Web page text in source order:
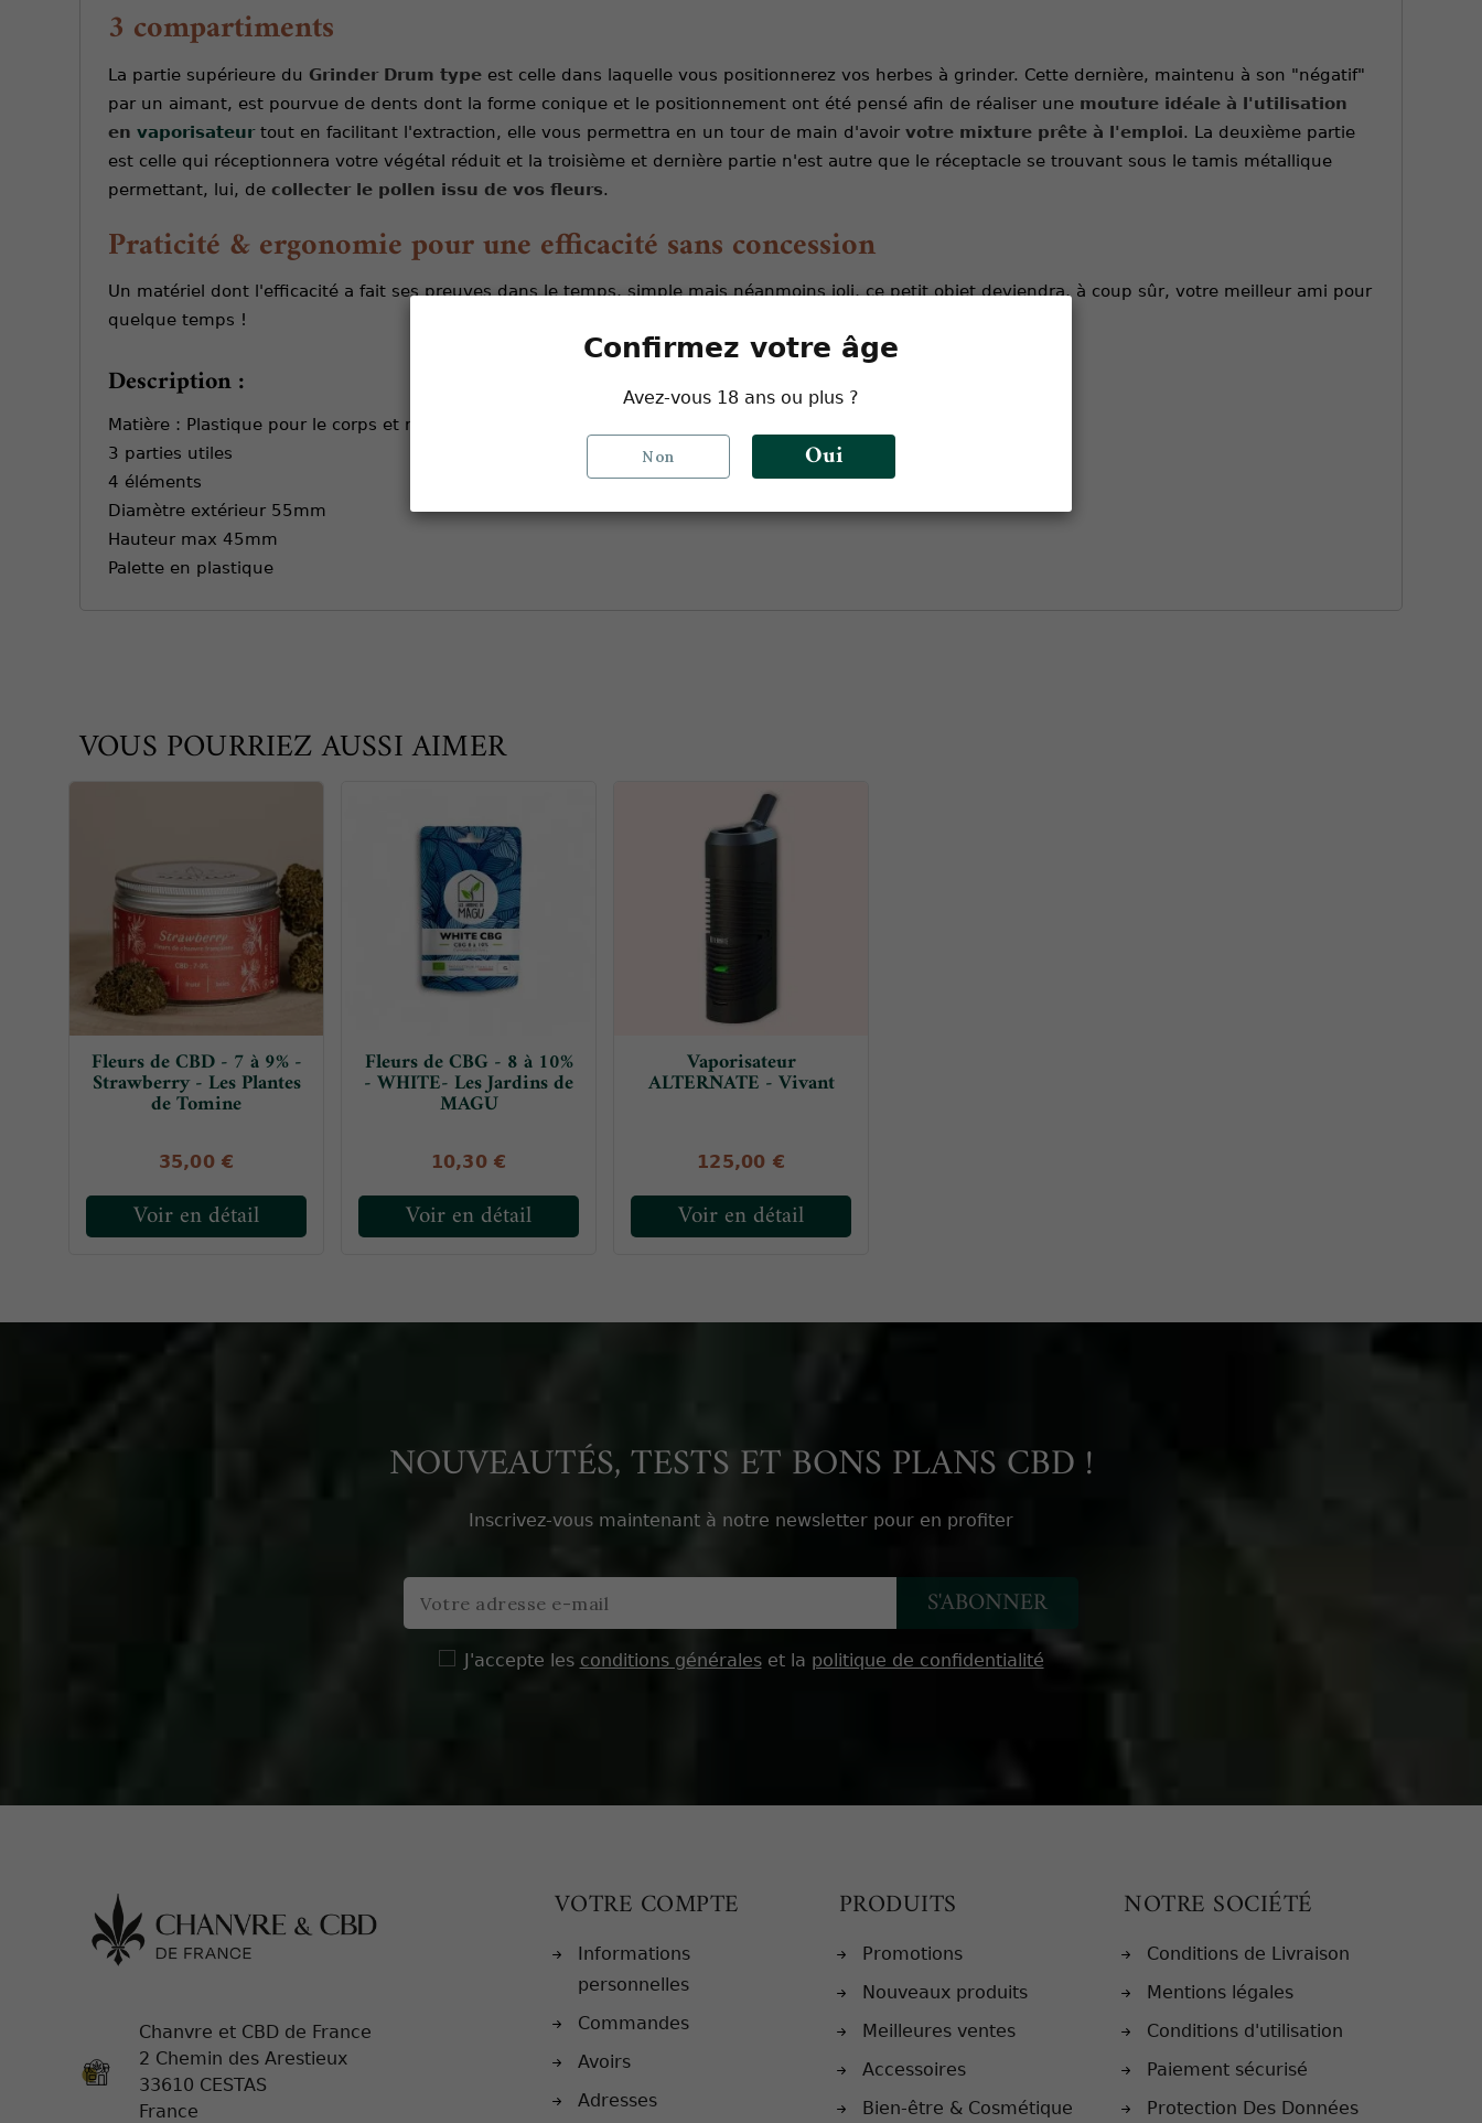
3 compartiments
La partie supérieure du Grinder Drum type est celle dans laquelle vous positionnerez vos herbes à grinder. Cette dernière, maintenu à son "négatif"
par un aimant, est pourvue de dents dont la forme conique et le positionnement ont été pensé afin de réaliser une mouture idéale à l'utilisation
en vaporisateurtout en facilitant l'extraction, elle vous permettra en un tour de main d'avoir votre mixture prête à l'emploi. La deuxième partie
est celle qui réceptionnera votre végétal réduit et la troisième et dernière partie n'est autre que le réceptacle se trouvant sous le tamis métallique
permettant, lui, de collecter le pollen issu de vos fleurs.
Praticité & ergonomie pour une efficacité sans concession
Un matériel dont l'efficacité a fait ses preuves dans le temps, simple mais néanmoins joli, ce petit objet deviendra, à coup sûr, votre meilleur ami pour
quelque temps !
Description :
Matière : Plastique pour le corps et métal pour le tamis
3 parties utiles
4 éléments
Diamètre extérieur 55mm
Hauteur max 45mm
Palette en plastique
VOUS POURRIEZ AUSSI AIMER
Fleurs de CBD - 7 à 9% -
Strawberry - Les Plantes
de Tomine
35,00 €
Voir en détail
Fleurs de CBG - 8 à 10%
- WHITE- Les Jardins de
MAGU
10,30 €
Voir en détail
Vaporisateur
ALTERNATE - Vivant
125,00 €
Voir en détail
NOUVEAUTÉS, TESTS ET BONS PLANS CBD !
Inscrivez-vous maintenant à notre newsletter pour en profiter
J'accepte les conditions généraleset la politique de confidentialité
Chanvre et CBD de France
2 Chemin des Arestieux
33610 CESTAS
France
VOTRE COMPTE
Informations
personnelles
Commandes
Avoirs
Adresses
PRODUITS
Promotions
Nouveaux produits
Meilleures ventes
Accessoires
Bien-être & Cosmétique
NOTRE SOCIÉTÉ
Conditions de Livraison
Mentions légales
Conditions d'utilisation
Paiement sécurisé
Protection Des Données
Confirmez votre âge
Avez-vous 18 ans ou plus ?
Non Oui